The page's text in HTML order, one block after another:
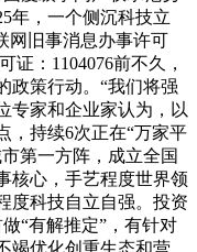
年，一个侧沉科技立
网旧事消息办事许可
证：1104076前不久，
政策行动。“我们将强
专家和企业家认为，以
，持续6次正在“万家平
第一方阵，成立全国
核心，手艺程度世界领
度科技自立自强。投资
“有解推定”，有针对
竭优化创重生态和营